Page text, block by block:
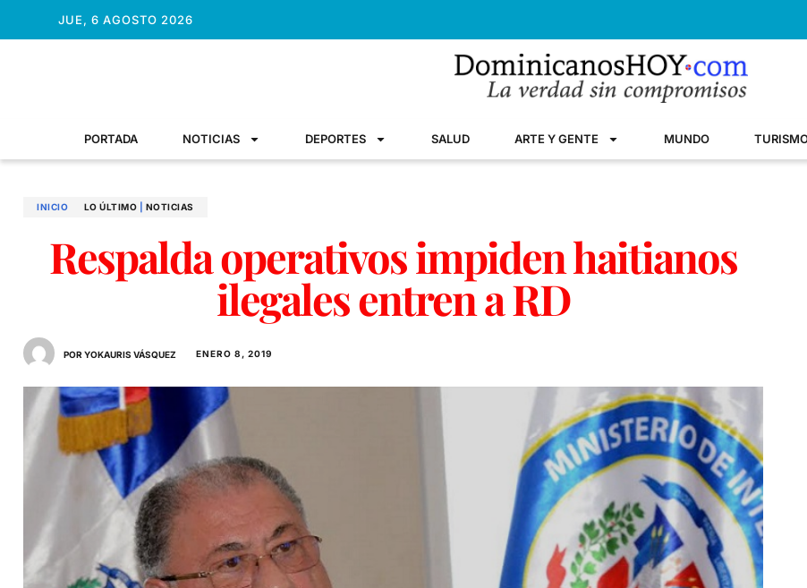
JUE, 6 AGOSTO 2026
PORTADA NOTICIAS DEPORTES SALUD ARTE Y GENTE MUNDO
INICIO LO ÚLTIMO NOTICIAS
Respalda operativos impiden haitianos
ilegales entren a RD
POR YOKAURIS VÁSQUEZ ENERO 8, 2019